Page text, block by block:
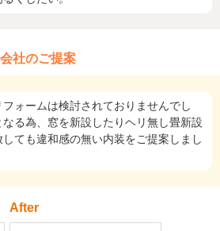
社のご提案
ォームは検討されておりませんでし
る為、窓を新設したりヘリ無し畳新設
ても違和感の無い内装をご提案しまし
After